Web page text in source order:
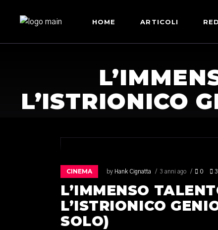
HOME ARTICOLI
L’ISTRIONICO
CINEMA by Hank Cignatta 3 anni ago 0
L’IMMENSO
L’ISTRIONICO
SOLO)